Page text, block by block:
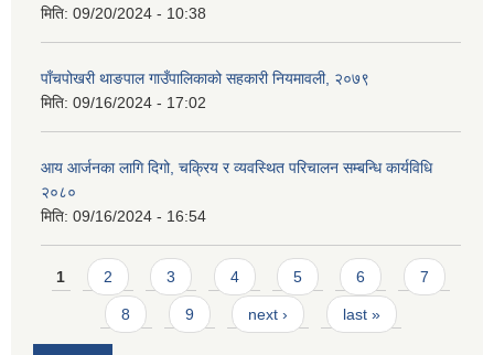
मिति: 09/20/2024 - 10:38
पाँचपोखरी थाङपाल गाउँपालिकाको सहकारी नियमावली, २०७९
मिति: 09/16/2024 - 17:02
आय आर्जनका लागि दिगो, चक्रिय र व्यवस्थित परिचालन सम्बन्धि कार्यविधि
२०८०
मिति: 09/16/2024 - 16:54
Pages
1 2 3 4 5 6 7
8 9 next › last »